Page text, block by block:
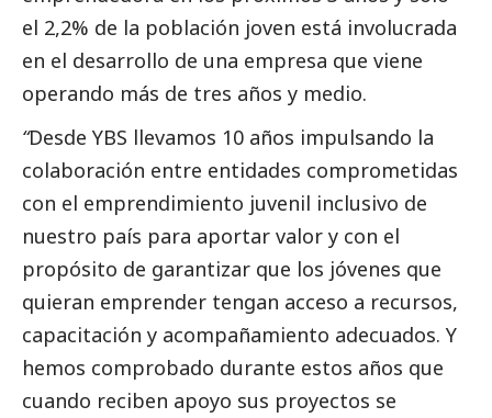
el 2,2% de la población joven está involucrada
en el desarrollo de una empresa que viene
operando más de tres años y medio.
“Desde YBS llevamos 10 años impulsando la
colaboración entre entidades comprometidas
con el emprendimiento juvenil inclusivo de
nuestro país para aportar valor y con el
propósito de garantizar que los jóvenes que
quieran emprender tengan acceso a recursos,
capacitación y acompañamiento adecuados. Y
hemos comprobado durante estos años que
cuando reciben apoyo sus proyectos se